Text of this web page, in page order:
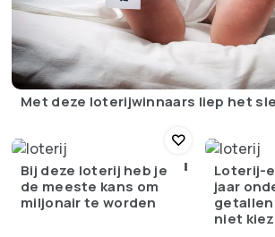
Met deze loterijwinnaars liep het
Bij deze loterij heb je
de meeste kans om
miljonair te worden
Loterij-
jaar
niet